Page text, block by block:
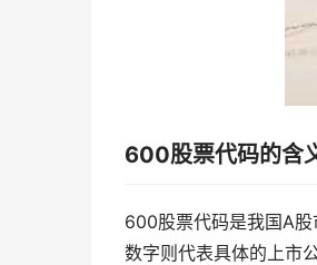
600股票代码的含
600股票代码是我国A
数字则代表具体的上市公